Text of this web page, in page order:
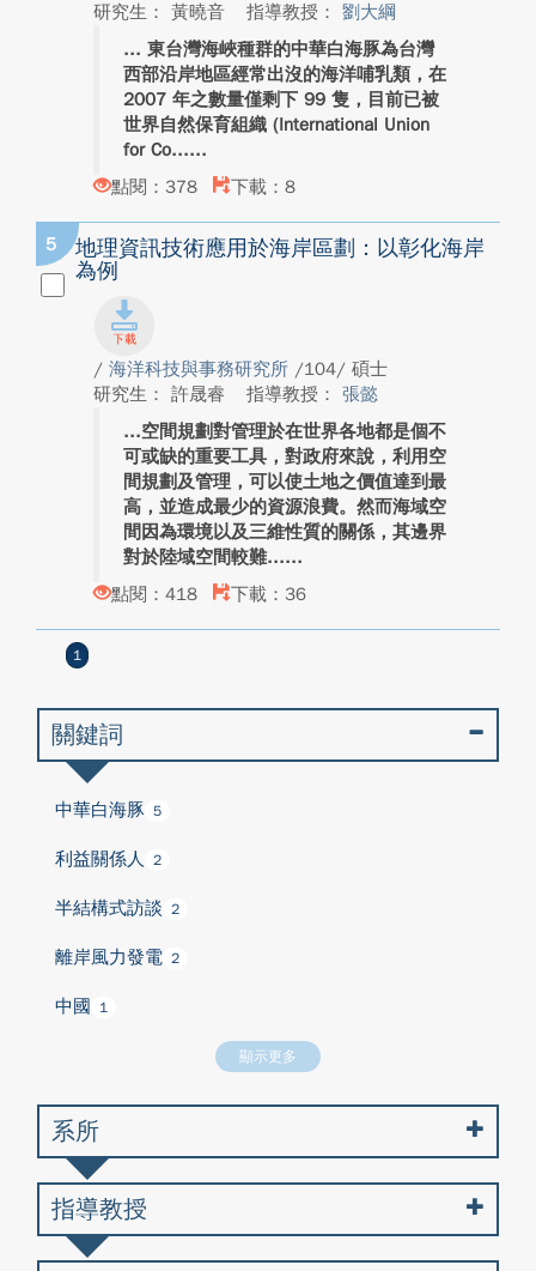
研究生： 黃曉音
指導教授： 劉大綱
東台灣海峽種群的中華白海豚為台灣
西部沿岸地區經常出沒的海洋哺乳類，在
2007 年之數量僅剩下 99 隻，目前已被
世界自然保育組織 (International Union
for Co...
點閱：378
下載：8
5
地理資訊技術應用於海岸區劃：以彰化海岸
為例
/ 海洋科技與事務研究所 /104/ 碩士
研究生： 許晟睿
指導教授： 張懿
空間規劃對管理於在世界各地都是個不
可或缺的重要工具，對政府來說，利用空
間規劃及管理，可以使土地之價值達到最
高，並造成最少的資源浪費。然而海域空
間因為環境以及三維性質的關係，其邊界
對於陸域空間較難...
點閱：418
下載：36
1
關鍵詞
中華白海豚 5
利益關係人 2
半結構式訪談 2
離岸風力發電 2
中國 1
顯示更多
系所
指導教授